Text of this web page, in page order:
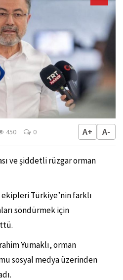
450 0 A+ A-
ve şiddetli rüzgar orman
ekipleri Türkiye’nin farklı
söndürmek için
Yumaklı, orman
sosyal medya üzerinden